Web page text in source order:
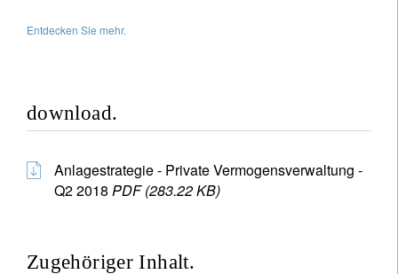
Entdecken Sie mehr.
download.
Anlagestrategie - Private Vermogensverwaltung -
Q2 2018 PDF (283.22 KB)
Zugehöriger Inhalt.